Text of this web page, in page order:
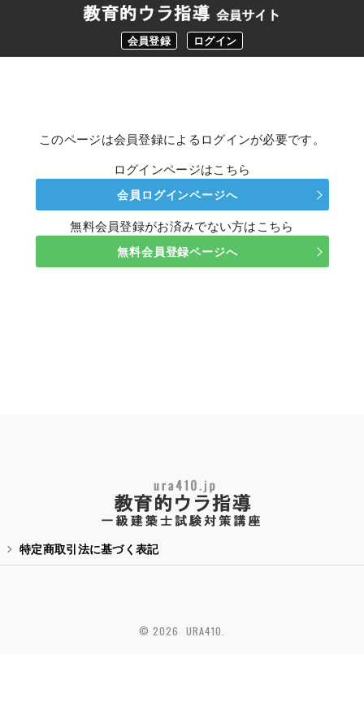
会員登録 ログイン
このページは会員登録によるログインが必要です。
ログインページはこちら
会員ログインページへ
無料会員登録がお済みでない方はこちら
無料会員登録ページへ
特定商取引法に基づく表記
© 2026 URA410.